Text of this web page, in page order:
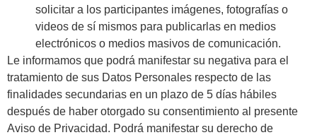
solicitar a los participantes imágenes, fotografías o
videos de sí mismos para publicarlas en medios
electrónicos o medios masivos de comunicación.
Le informamos que podrá manifestar su negativa para el
tratamiento de sus Datos Personales respecto de las
finalidades secundarias en un plazo de 5 días hábiles
después de haber otorgado su consentimiento al presente
Aviso de Privacidad. Podrá manifestar su derecho de